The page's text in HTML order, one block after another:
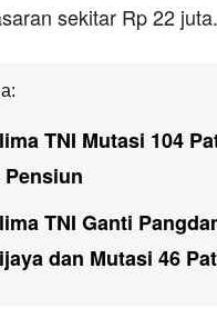
sekitar Rp 22 juta.
TNI Mutasi 104
Pensiun
TNI Ganti
dan Mutasi 46